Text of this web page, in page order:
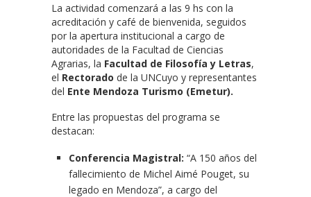
La actividad comenzará a las 9 hs con la
acreditación y café de bienvenida, seguidos
por la apertura institucional a cargo de
autoridades de la Facultad de Ciencias
Agrarias, la Facultad de Filosofía y Letras,
el Rectorado de la UNCuyo y representantes
del Ente Mendoza Turismo (Emetur).
Entre las propuestas del programa se
destacan:
Conferencia Magistral: “A 150 años del
fallecimiento de Michel Aimé Pouget, su
legado en Mendoza”, a cargo del